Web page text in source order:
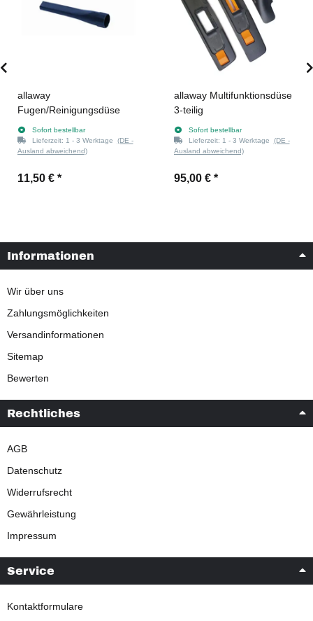
allaway
Fugen/Reinigungsdüse
Sofort bestellbar
Lieferzeit: 1 - 3 Werktage (DE -
Ausland abweichend)
11,50 € *
allaway Multifunktionsdüse
3-teilig
Sofort bestellbar
Lieferzeit: 1 - 3 Werktage (DE -
Ausland abweichend)
95,00 € *
Informationen
Wir über uns
Zahlungsmöglichkeiten
Versandinformationen
Sitemap
Bewerten
Rechtliches
AGB
Datenschutz
Widerrufsrecht
Gewährleistung
Impressum
Service
Kontaktformulare